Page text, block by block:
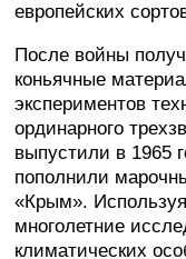
европейских
После войны
коньячные
экспериментов
ординарного
выпустили в 1965
пополнили
«Крым».
многолетние
климатических